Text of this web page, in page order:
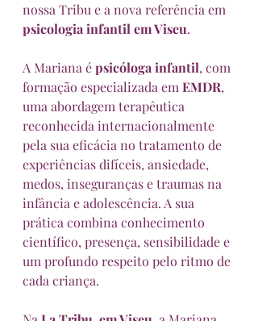
nossa Tribu e a nova referência em
psicologia infantil em Viseu.
A Mariana é psicóloga infantil, com
formação especializada em EMDR,
uma abordagem terapêutica
reconhecida internacionalmente
pela sua eficácia no tratamento de
experiências difíceis, ansiedade,
medos, inseguranças e traumas na
infância e adolescência. A sua
prática combina conhecimento
científico, presença, sensibilidade e
um profundo respeito pelo ritmo de
cada criança.